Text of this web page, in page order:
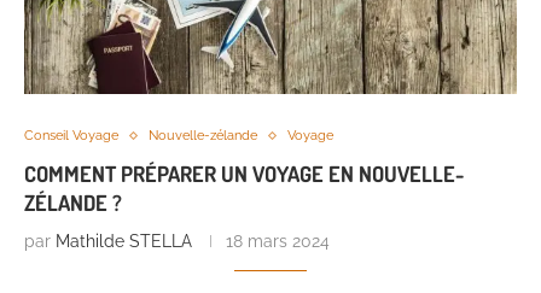
Conseil Voyage Nouvelle-zélande Voyage
COMMENT PRÉPARER UN VOYAGE EN NOUVELLE-
ZÉLANDE ?
par Mathilde STELLA 18 mars 2024